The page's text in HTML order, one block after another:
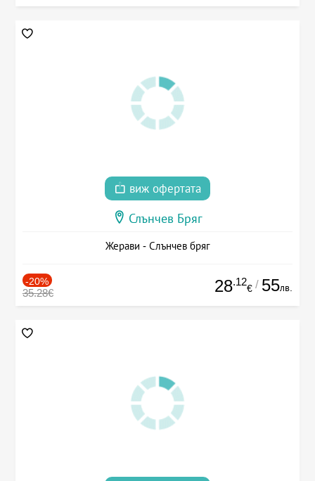
виж офертата
Слънчев Бряг
Жерави - Слънчев бряг
-20%
35.28€ 28.12
€ / 55лв.